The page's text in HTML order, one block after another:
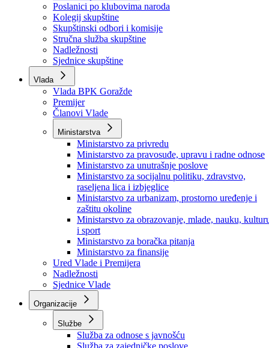
Skupština BPK Goražde
Rukovodstvo
Poslanici po strankama
Poslanici po klubovima naroda
Kolegij skupštine
Skupštinski odbori i komisije
Stručna služba skupštine
Nadležnosti
Sjednice skupštine
Vlada
Vlada BPK Goražde
Premijer
Članovi Vlade
Ministarstva
Ministarstvo za privredu
Ministarstvo za pravosuđe, upravu i radne odnose
Ministarstvo za unutrašnje poslove
Ministarstvo za socijalnu politiku, zdravstvo,
raseljena lica i izbjeglice
Ministarstvo za urbanizam, prostorno uređenje i
zaštitu okoline
Ministarstvo za obrazovanje, mlade, nauku,
i sport
Ministarstvo za boračka pitanja
Ministarstvo za finansije
Ured Vlade i Premijera
Nadležnosti
Sjednice Vlade
Organizacije